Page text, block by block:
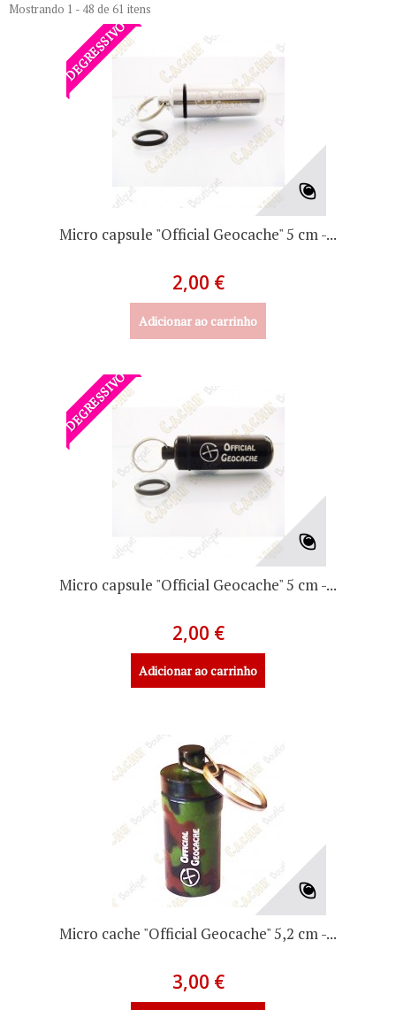
Mostrando 1 - 48 de 61 itens
DEGRESSIVO
Micro capsule "Official Geocache" 5 cm -...
2,00 €
Adicionar ao carrinho
DEGRESSIVO
Micro capsule "Official Geocache" 5 cm -...
2,00 €
Adicionar ao carrinho
Micro cache "Official Geocache" 5,2 cm -...
3,00 €